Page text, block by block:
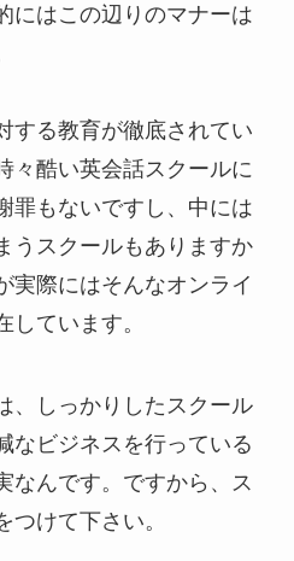
にはこの辺りのマナーは
する教育が徹底されてい
々酷い英会話スクールに
罪もないですし、中には
うスクールもありますか
実際にはそんなオンライ
しています。
、しっかりしたスクール
なビジネスを行っている
なんです。ですから、ス
つけて下さい。